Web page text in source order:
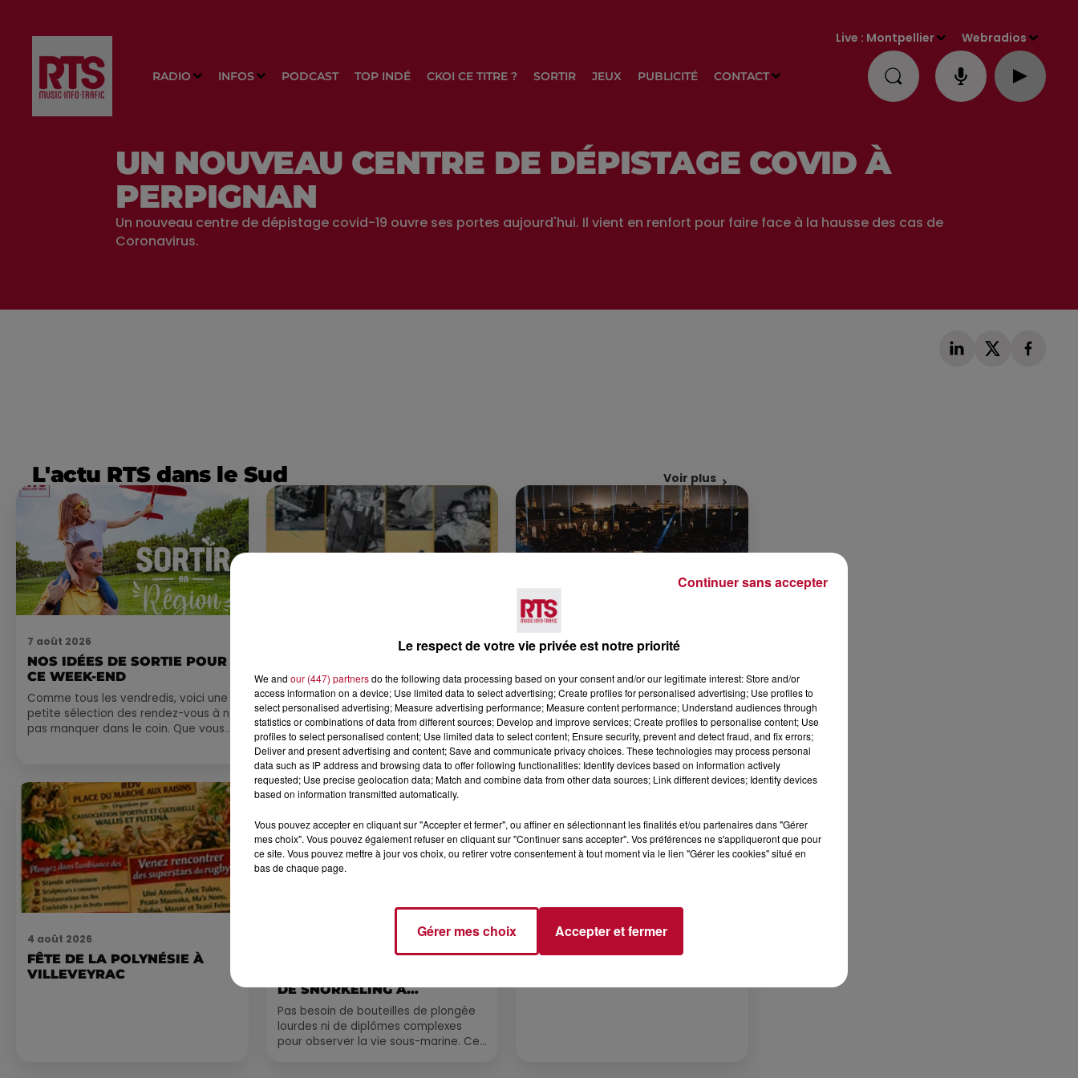
RADIO INFOS PODCAST TOP INDÉ CKOI CE TITRE ? SORTIR JEUX PUBLICITÉ CONTACT
Live : Montpellier Webradios
UN NOUVEAU CENTRE DE DÉPISTAGE COVID À
PERPIGNAN
Un nouveau centre de dépistage covid-19 ouvre ses portes aujourd'hui. Il vient en renfort pour faire face à la hausse des cas de
Coronavirus.
L'actu RTS dans le Sud Voir plus
7 août 2026
NOS IDÉES DE SORTIE POUR
CE WEEK-END
Comme tous les vendredis, voici une
petite sélection des rendez-vous à ne
pas manquer dans le coin. Que vous
MARSEILLAN
6 août 2026
GLADIATEUR » INVESTIT LES
ARÈNES CES 3...
Après un franc succès l'été dernier, le
spectacle « Le Rêve du gladiateur »
revient illuminer l'amphithéâtre
romain les 6, 7 et 8 août. Une fresque
nocturne...
4 août 2026
FÊTE DE LA POLYNÉSIE À
VILLEVEYRAC
HÉRAULT, PYRÉNÉES-
DE SNORKELING À
EXPLORER...
Pas besoin de bouteilles de plongée
lourdes ni de diplômes complexes
pour observer la vie sous-marine. Cet
3 août 2026
SOIRÉE DJ PLAYA
Le respect de votre vie privée est notre priorité
We and our (447) partnersdo the following data processing based on your consent and/or our legitimate interest: Store and/or
access information on a device; Use limited data to select advertising; Create profiles for personalised advertising; Use profiles to
select personalised advertising; Measure advertising performance; Measure content performance; Understand audiences through
statistics or combinations of data from different sources; Develop and improve services; Create profiles to personalise content; Use
profiles to select personalised content; Use limited data to select content; Ensure security, prevent and detect fraud, and fix errors;
Deliver and present advertising and content; Save and communicate privacy choices. These technologies may process personal
data such as IP address and browsing data to offer following functionalities: Identify devices based on information actively
requested; Use precise geolocation data; Match and combine data from other data sources; Link different devices; Identify devices
based on information transmitted automatically.
Vous pouvez accepter en cliquant sur "Accepter et fermer", ou affiner en sélectionnant les finalités et/ou partenaires dans "Gérer
mes choix". Vous pouvez également refuser en cliquant sur "Continuer sans accepter". Vos préférences ne s'appliqueront que pour
ce site. Vous pouvez mettre à jour vos choix, ou retirer votre consentement à tout moment via le lien "Gérer les cookies" situé en
bas de chaque page.
Gérer mes choix Accepter et fermer
Continuer sans accepter